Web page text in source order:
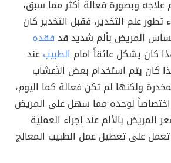
علاجه وبصورة فعالة أكثر مما سبق،
تطور علم التخدير، فقبل التخدير كان
المريض بألم شديد قدفقده
كان يشكل عائقاً امام الطبيبعند
كان يتم استخدام بعض الأعشاب
ولكنها لم تكن فعالة كما اليوم،
اختصاصاً لوحده مما سهل على المريض
المريض بالألم عند إجراء العملية
تعمل على تعطيل عمل الطبيب المعالج